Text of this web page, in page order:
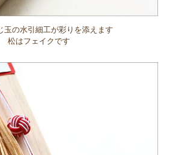
玉の水引細工が彩りを添えます
松はフェイクです